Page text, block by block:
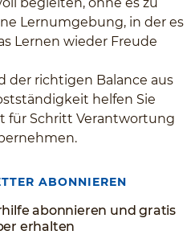
Lernumgebung, in der es
Lernen wieder Freude
der richtigen Balance aus
helfen Sie
für Schritt Verantwortung
ABONNIEREN
abonnieren und gratis
erhalten